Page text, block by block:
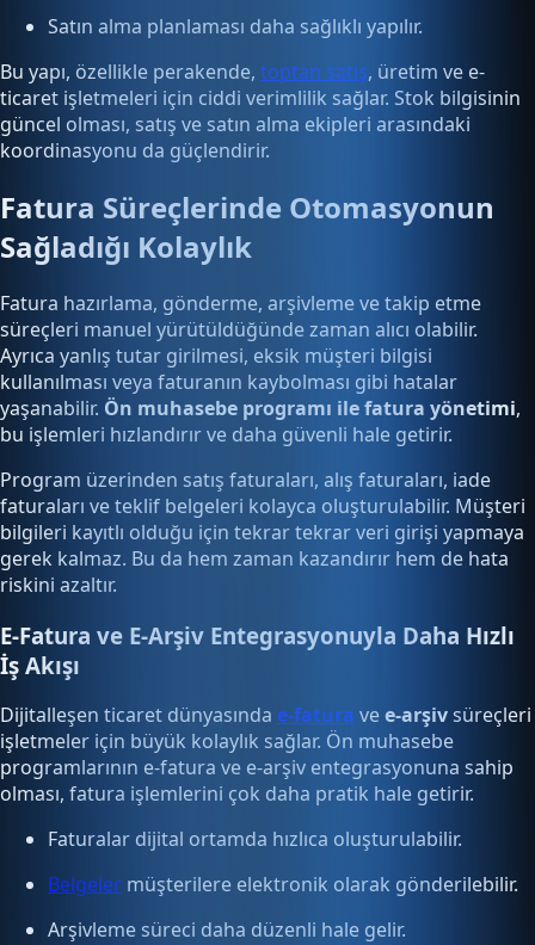
Satın alma planlaması daha sağlıklı yapılır.
Bu yapı, özellikle perakende, toptan satış, üretim ve e-
ticaret işletmeleri için ciddi verimlilik sağlar. Stok bilgisinin
güncel olması, satış ve satın alma ekipleri arasındaki
koordinasyonu da güçlendirir.
Fatura Süreçlerinde Otomasyonun
Sağladığı Kolaylık
Fatura hazırlama, gönderme, arşivleme ve takip etme
süreçleri manuel yürütüldüğünde zaman alıcı olabilir.
Ayrıca yanlış tutar girilmesi, eksik müşteri bilgisi
kullanılması veya faturanın kaybolması gibi hatalar
yaşanabilir. Ön muhasebe programı ile fatura yönetimi,
bu işlemleri hızlandırır ve daha güvenli hale getirir.
Program üzerinden satış faturaları, alış faturaları, iade
faturaları ve teklif belgeleri kolayca oluşturulabilir. Müşteri
bilgileri kayıtlı olduğu için tekrar tekrar veri girişi yapmaya
gerek kalmaz. Bu da hem zaman kazandırır hem de hata
riskini azaltır.
E-Fatura ve E-Arşiv Entegrasyonuyla Daha Hızlı
İş Akışı
Dijitalleşen ticaret dünyasında e-fatura vee-arşivsüreçleri
işletmeler için büyük kolaylık sağlar. Ön muhasebe
programlarının e-fatura ve e-arşiv entegrasyonuna sahip
olması, fatura işlemlerini çok daha pratik hale getirir.
Faturalar dijital ortamda hızlıca oluşturulabilir.
Belgeler müşterilere elektronik olarak gönderilebilir.
Arşivleme süreci daha düzenli hale gelir.